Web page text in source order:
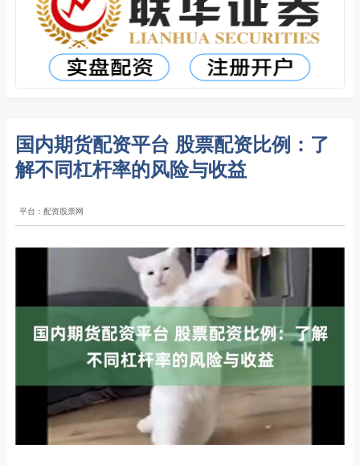
国内期货配资平台 股票配资比例：了
解不同杠杆率的风险与收益
平台：配资股票网